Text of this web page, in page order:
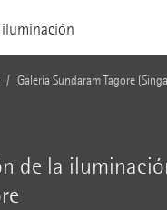
Galería Sundaram Tagore
de la